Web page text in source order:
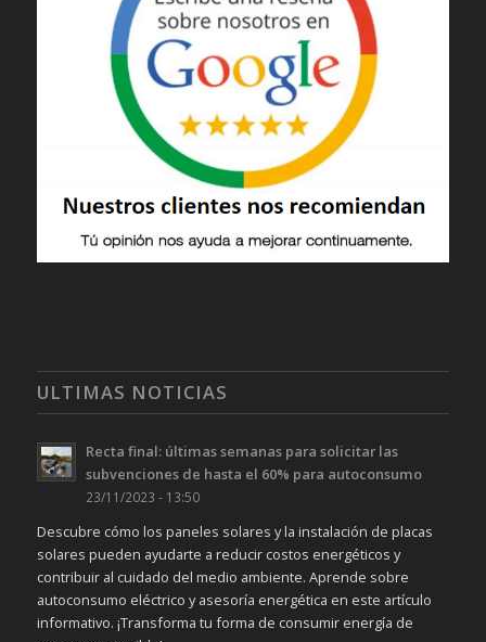
ULTIMAS NOTICIAS
Recta final: últimas semanas para solicitar las
subvenciones de hasta el 60% para autoconsumo
23/11/2023 - 13:50
Descubre cómo los paneles solares y la instalación de placas
solares pueden ayudarte a reducir costos energéticos y
contribuir al cuidado del medio ambiente. Aprende sobre
autoconsumo eléctrico y asesoría energética en este artículo
informativo. ¡Transforma tu forma de consumir energía de